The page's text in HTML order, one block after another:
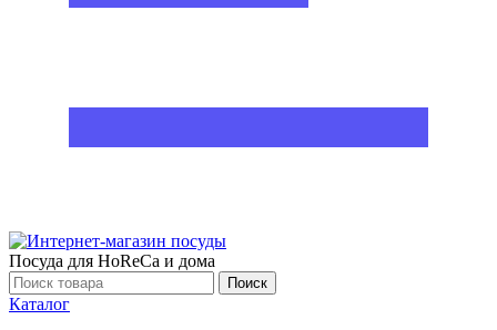
Посуда для HoReCa и дома
Поиск
Каталог